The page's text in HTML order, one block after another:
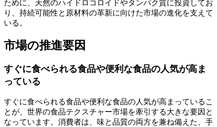
ために、天然のハイドロコロイドやタンパク質に投資してお
り、持続可能性と原材料の革新に向けた市場の進化を支えて
いる。
市場の推進要因
すぐに食べられる食品や便利な食品の人気が高ま
っている
すぐに食べられる食品や便利な食品の人気が高まっているこ
とが、世界の食品テクスチャー市場を牽引する大きな要因と
なっています。消費者は、味と品質の両方を兼ね備えた、手